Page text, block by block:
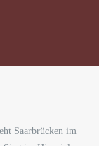
im
Saarbrücken im